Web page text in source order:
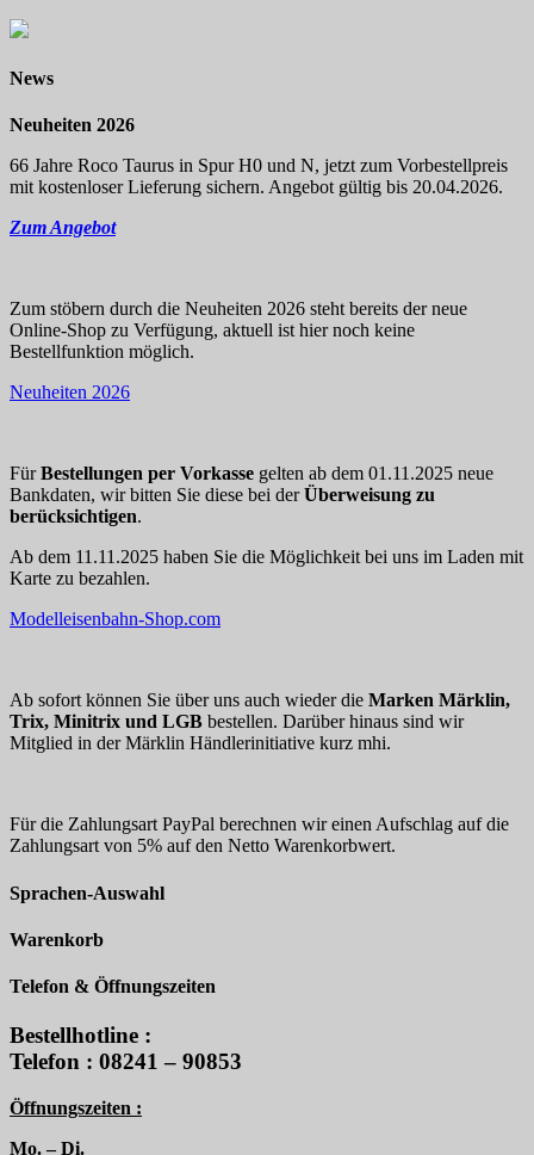
News
Neuheiten 2026
66 Jahre Roco Taurus in Spur H0 und N, jetzt zum Vorbestellpreis
mit kostenloser Lieferung sichern. Angebot gültig bis 20.04.2026.
Zum Angebot
Zum stöbern durch die Neuheiten 2026 steht bereits der neue
Online-Shop zu Verfügung, aktuell ist hier noch keine
Bestellfunktion möglich.
Neuheiten 2026
FürBestellungen per Vorkasse gelten ab dem 01.11.2025 neue
Bankdaten, wir bitten Sie diese bei derÜberweisung zu
berücksichtigen.
Ab dem 11.11.2025 haben Sie die Möglichkeit bei uns im Laden mit
Karte zu bezahlen.
Modelleisenbahn-Shop.com
Ab sofort können Sie über uns auch wieder die Marken Märklin,
Trix, Minitrix und LGB bestellen. Darüber hinaus sind wir
Mitglied in der Märklin Händlerinitiative kurz mhi.
Für die Zahlungsart PayPal berechnen wir einen Aufschlag auf die
Zahlungsart von 5% auf den Netto Warenkorbwert.
Sprachen-Auswahl
Warenkorb
Telefon & Öffnungszeiten
Bestellhotline :
Telefon : 08241 – 90853
Öffnungszeiten :
Mo. – Di.